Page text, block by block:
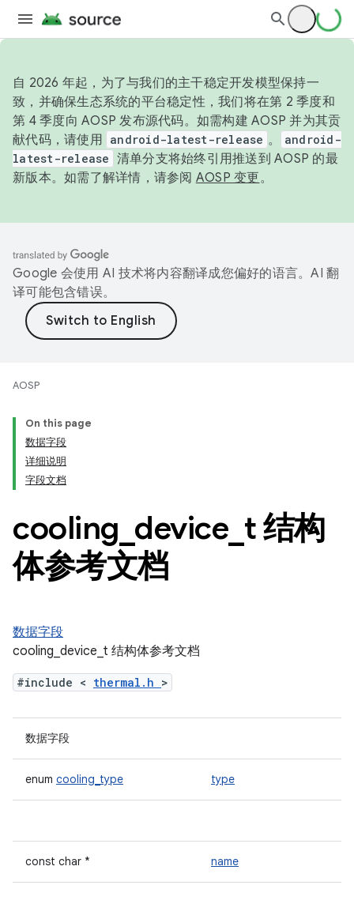
自 2026 年起，为了与我们的主干稳定开发模型保持一
致，并确保生态系统的平台稳定性，我们将在第 2 季度和
第 4 季度向 AOSP 发布源代码。如需构建 AOSP 并为其贡
献代码，请使用 android-latest-release 。
android-
latest-release 清单分支将始终引用推送到 AOSP 的最
新版本。如需了解详情，请参阅 AOSP 变更。
Google 会使用 AI 技术将内容翻译成您偏好的语言。AI 翻
译可能包含错误。
AOSP
On this page
数据字段
详细说明
字段文档
cooling device t 结构
体参考文档
数据字段
cooling_device_t 结构体参考文档
#include < thermal.h >
数据字段
enum cooling_type type
const char * name